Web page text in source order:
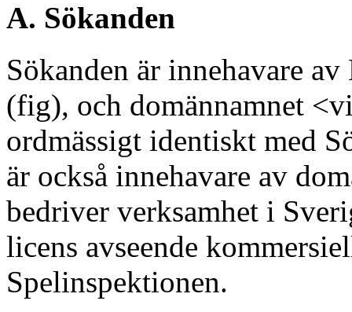
A. Sökanden
Sökanden är innehavare
(fig), och domännamnet
ordmässigt identiskt med
är också innehavare av
bedriver verksamhet i
licens avseende
Spelinspektionen.